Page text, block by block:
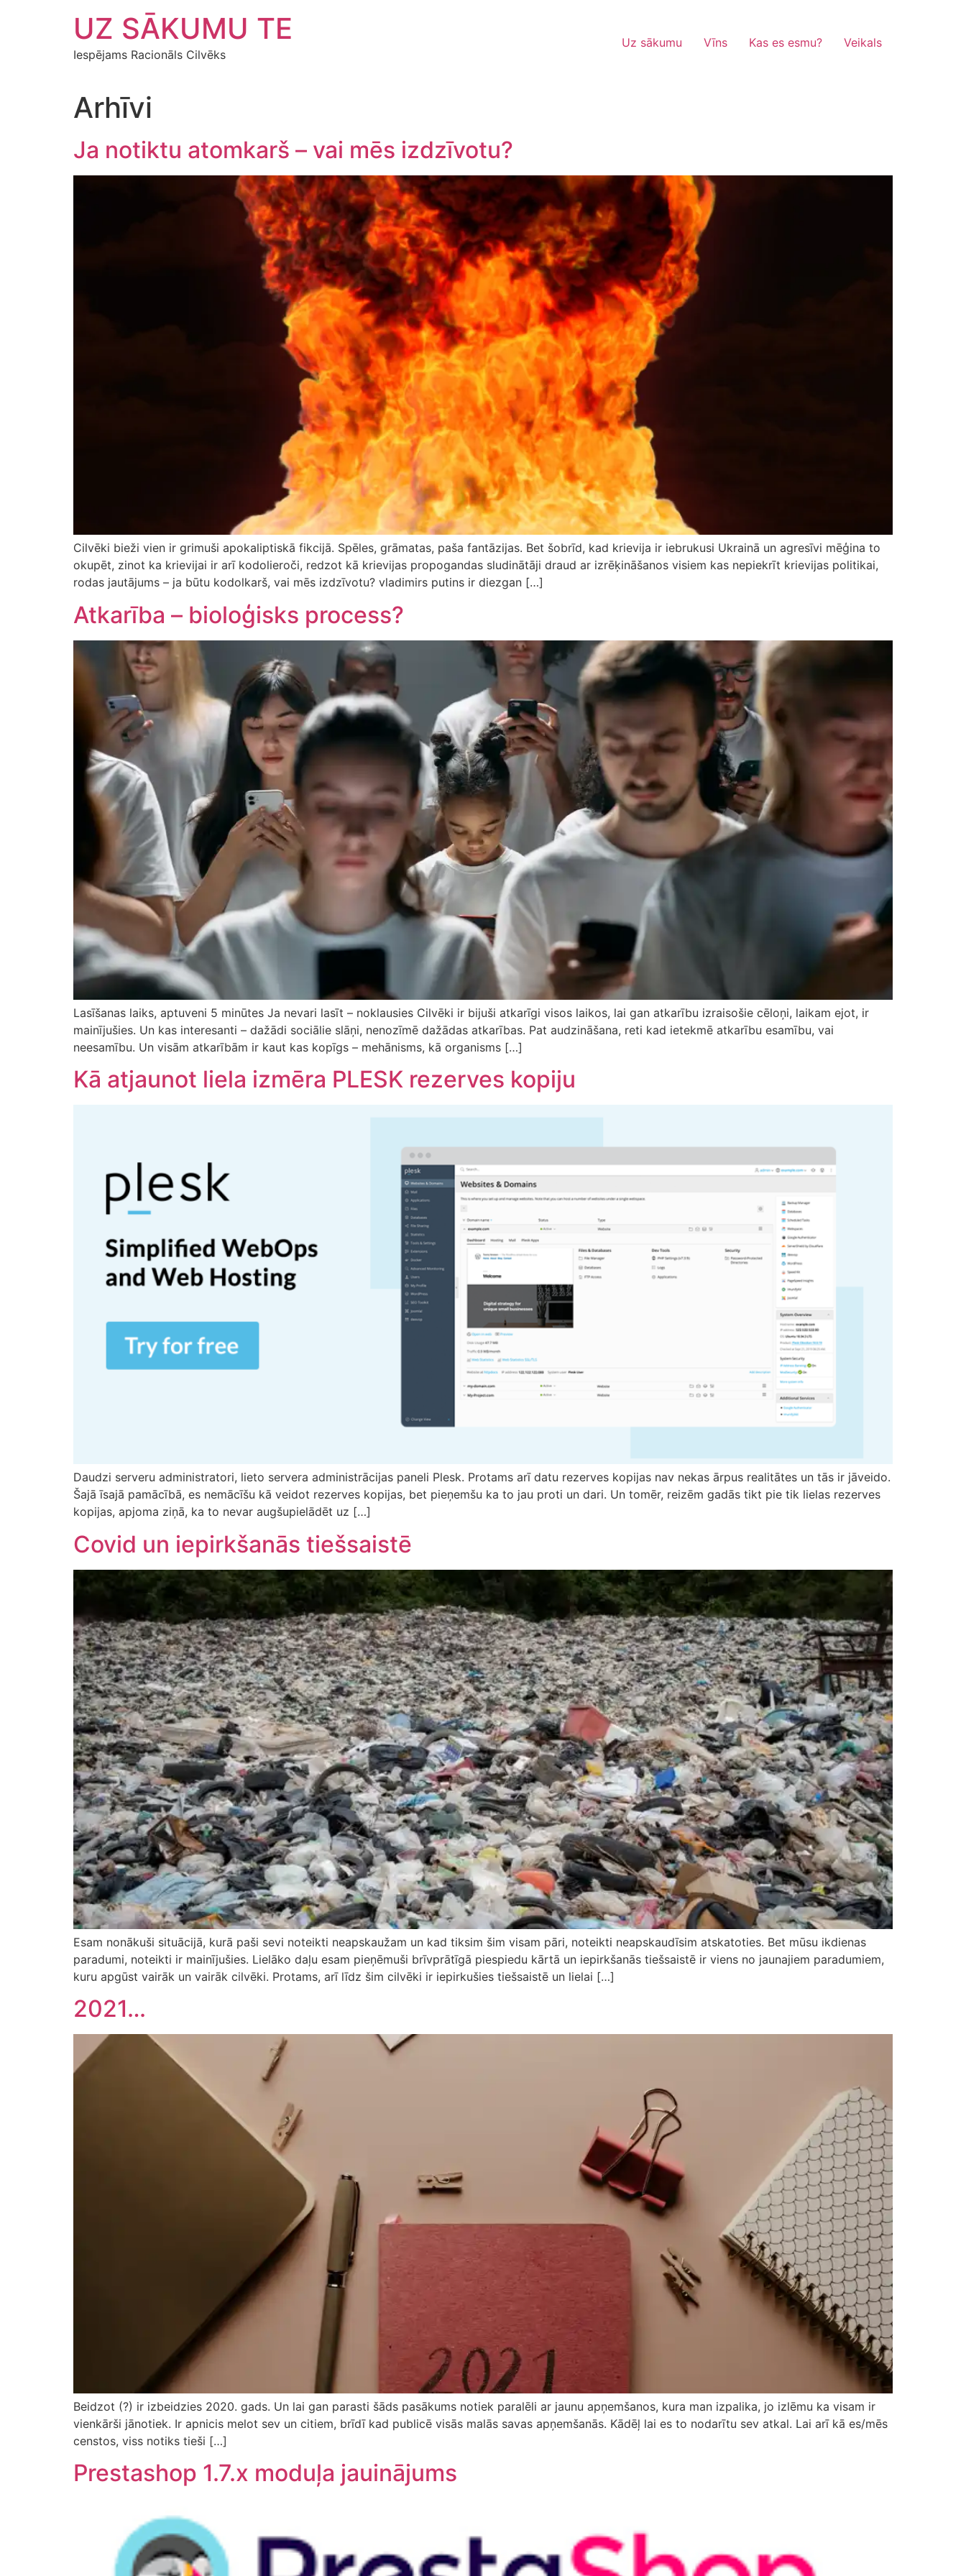
UZ SĀKUMU TE
Iespējams Racionāls Cilvēks
Uz sākumu Vīns Kas es esmu? Veikals
Arhīvi
Ja notiktu atomkarš – vai mēs izdzīvotu?
Cilvēki bieži vien ir grimuši apokaliptiskā fikcijā. Spēles, grāmatas, paša fantāzijas. Bet šobrīd, kad krievija ir iebrukusi Ukrainā un agresīvi mēģina to
okupēt, zinot ka krievijai ir arī kodolieroči, redzot kā krievijas propogandas sludinātāji draud ar izrēķināšanos visiem kas nepiekrīt krievijas politikai,
rodas jautājums – ja būtu kodolkarš, vai mēs izdzīvotu? vladimirs putins ir diezgan […]
Atkarība – bioloģisks process?
Lasīšanas laiks, aptuveni 5 minūtes Ja nevari lasīt – noklausies Cilvēki ir bijuši atkarīgi visos laikos, lai gan atkarību izraisošie cēloņi, laikam ejot, ir
mainījušies. Un kas interesanti – dažādi sociālie slāņi, nenozīmē dažādas atkarības. Pat audzināšana, reti kad ietekmē atkarību esamību, vai
neesamību. Un visām atkarībām ir kaut kas kopīgs – mehānisms, kā organisms […]
Kā atjaunot liela izmēra PLESK rezerves kopiju
Daudzi serveru administratori, lieto servera administrācijas paneli Plesk. Protams arī datu rezerves kopijas nav nekas ārpus realitātes un tās ir jāveido.
Šajā īsajā pamācībā, es nemācīšu kā veidot rezerves kopijas, bet pieņemšu ka to jau proti un dari. Un tomēr, reizēm gadās tikt pie tik lielas rezerves
kopijas, apjoma ziņā, ka to nevar augšupielādēt uz […]
Covid un iepirkšanās tiešsaistē
Esam nonākuši situācijā, kurā paši sevi noteikti neapskaužam un kad tiksim šim visam pāri, noteikti neapskaudīsim atskatoties. Bet mūsu ikdienas
paradumi, noteikti ir mainījušies. Lielāko daļu esam pieņēmuši brīvprātīgā piespiedu kārtā un iepirkšanās tiešsaistē ir viens no jaunajiem paradumiem,
kuru apgūst vairāk un vairāk cilvēki. Protams, arī līdz šim cilvēki ir iepirkušies tiešsaistē un lielai […]
2021…
Beidzot (?) ir izbeidzies 2020. gads. Un lai gan parasti šāds pasākums notiek paralēli ar jaunu apņemšanos, kura man izpalika, jo izlēmu ka visam ir
vienkārši jānotiek. Ir apnicis melot sev un citiem, brīdī kad publicē visās malās savas apņemšanās. Kādēļ lai es to nodarītu sev atkal. Lai arī kā es/mēs
censtos, viss notiks tieši […]
Prestashop 1.7.x moduļa jauinājums